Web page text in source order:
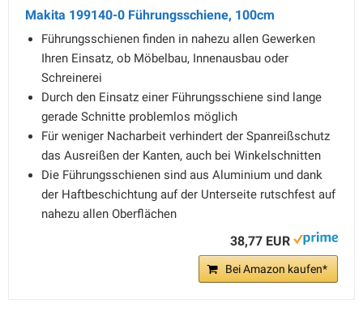
Makita 199140-0 Führungsschiene, 100cm
Führungsschienen finden in nahezu allen Gewerken
Ihren Einsatz, ob Möbelbau, Innenausbau oder
Schreinerei
Durch den Einsatz einer Führungsschiene sind lange
gerade Schnitte problemlos möglich
Für weniger Nacharbeit verhindert der Spanreißschutz
das Ausreißen der Kanten, auch bei Winkelschnitten
Die Führungsschienen sind aus Aluminium und dank
der Haftbeschichtung auf der Unterseite rutschfest auf
nahezu allen Oberflächen
38,77 EUR
Bei Amazon kaufen*